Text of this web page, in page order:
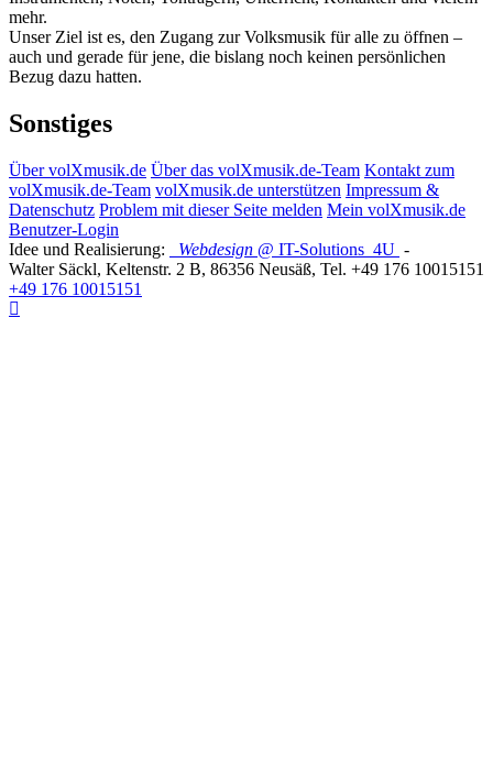
mehr.
Unser Ziel ist es, den Zugang zur Volksmusik für alle zu öffnen –
auch und gerade für jene, die bislang noch keinen persönlichen
Bezug dazu hatten.
Sonstiges
Über volXmusik.de Über das volXmusik.de-Team Kontakt zum
volXmusik.de-Team volXmusik.de unterstützen Impressum &
Datenschutz Problem mit dieser Seite melden Mein volXmusik.de
Benutzer-Login
Idee und Realisierung:
Webdesign @ IT-Solutions 4U -
Walter Säckl, Keltenstr. 2 B, 86356 Neusäß, Tel. +49 176 10015151
+49 176 10015151